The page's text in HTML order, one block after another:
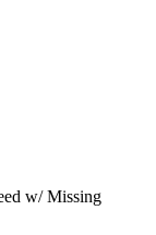
w/ Missing